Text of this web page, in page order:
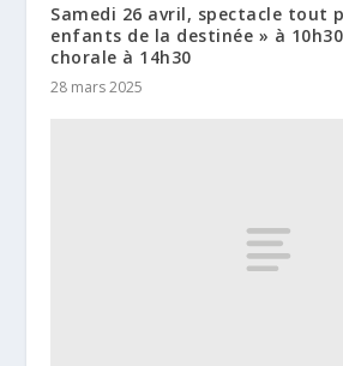
Samedi 26 avril, spectacle tout
enfants de la destinée » à
chorale à 14h30
28 mars 2025